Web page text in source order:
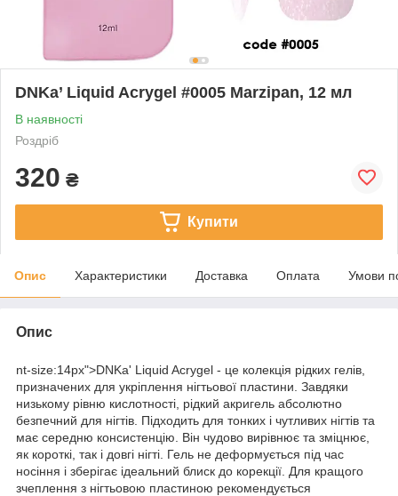
DNKa’ Liquid Acrygel #0005 Marzipan, 12 мл
В наявності
Роздріб
320 ₴
Купити
Опис Характеристики Доставка Оплата Умови
Опис
nt-size:14px">DNKa' Liquid Acrygel - це колекція рідких гелів,
призначених для укріплення нігтьової пластини. Завдяки
низькому рівню кислотності, рідкий акригель абсолютно
безпечний для нігтів. Підходить для тонких і чутливих нігтів та
має середню консистенцію. Він чудово вирівнює та зміцнює,
як короткі, так і довгі нігті. Гель не деформується під час
носіння і зберігає ідеальний блиск до корекції. Для кращого
зчеплення з нігтьовою пластиною рекомендується